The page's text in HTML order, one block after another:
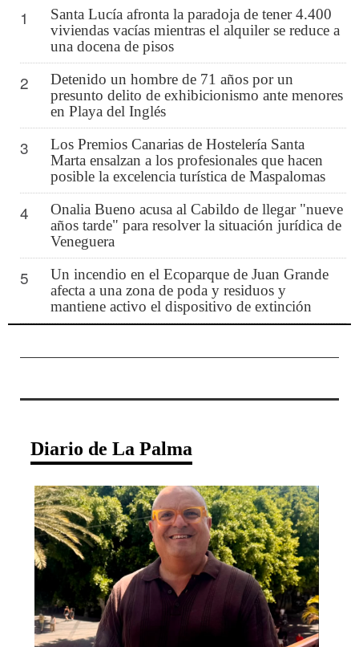
1
Santa Lucía afronta la paradoja de tener 4.400
viviendas vacías mientras el alquiler se reduce a
una docena de pisos
2
Detenido un hombre de 71 años por un
presunto delito de exhibicionismo ante menores
en Playa del Inglés
3
Los Premios Canarias de Hostelería Santa
Marta ensalzan a los profesionales que hacen
posible la excelencia turística de Maspalomas
4
Onalia Bueno acusa al Cabildo de llegar "nueve
años tarde" para resolver la situación jurídica de
Veneguera
5
Un incendio en el Ecoparque de Juan Grande
afecta a una zona de poda y residuos y
mantiene activo el dispositivo de extinción
Diario de La Palma